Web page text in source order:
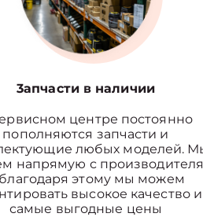
3апчасти в наличии
центре постоянно
пополняются запчасти и
любых моделей.
напрямую с
этому мы можем
высокое качество и
самые выгодные цены